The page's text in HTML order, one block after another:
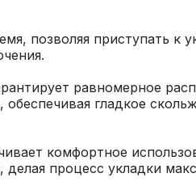
позволяя приступать к
равномерное
гладкое
комфортное
делая процесс укладки